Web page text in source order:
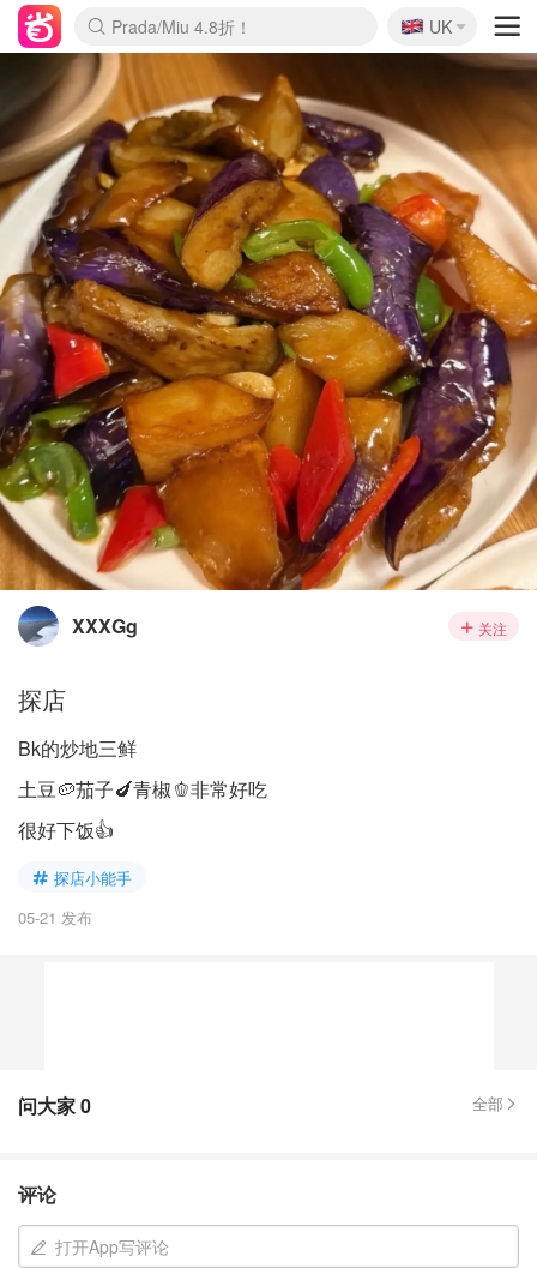
麦卢卡蜂蜜夏促！个位数！
Prada/Miu 4.8折！
啥？必胜客披萨5折！
🇬🇧
UK
XXXGg 关注
探店
Bk的炒地三鲜
土豆🥔茄子🍆青椒🫑非常好吃
很好下饭👍
探店小能手
05-21 发布
问大家0 全部
评论
打开App写评论